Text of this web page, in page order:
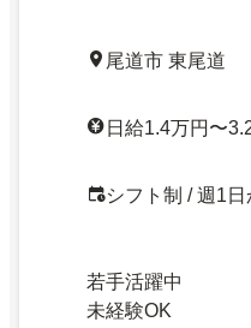
尾道市 東尾道
日給1.4万円〜
シフト制 / 週1
若手活躍中
未経験OK